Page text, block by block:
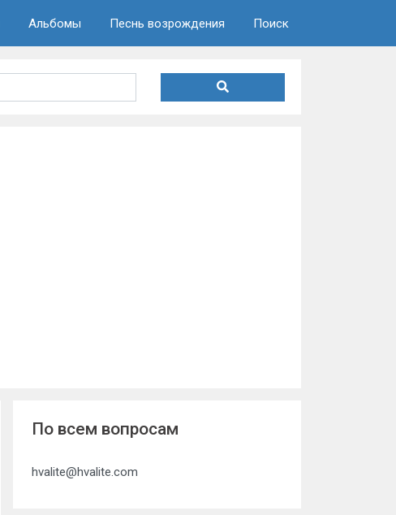
Альбомы Песнь возрождения Поиск
По всем вопросам
hvalite@hvalite.com